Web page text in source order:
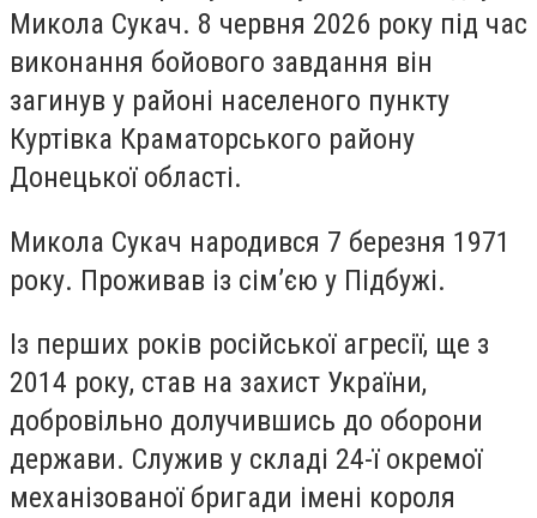
Микола Сукач. 8 червня 2026 року під час
виконання бойового завдання він
загинув у районі населеного пункту
Куртівка Краматорського району
Донецької області.
Микола Сукач народився 7 березня 1971
року. Проживав із сім’єю у Підбужі.
Із перших років російської агресії, ще з
2014 року, став на захист України,
добровільно долучившись до оборони
держави. Служив у складі 24-ї окремої
механізованої бригади імені короля